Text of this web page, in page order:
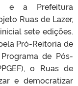
e a Prefeitura
Ruas de Lazer,
sete edições.
Pró-Reitoria de
de Pós-
o Ruas de
e democratizar